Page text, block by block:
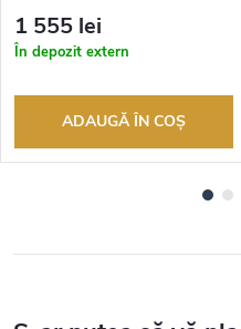
Până la 100 de zile pentru
returnarea bunurilor. Vânzător
autorizat
1 555 lei
În depozit extern
ADAUGĂ ÎN COŞ